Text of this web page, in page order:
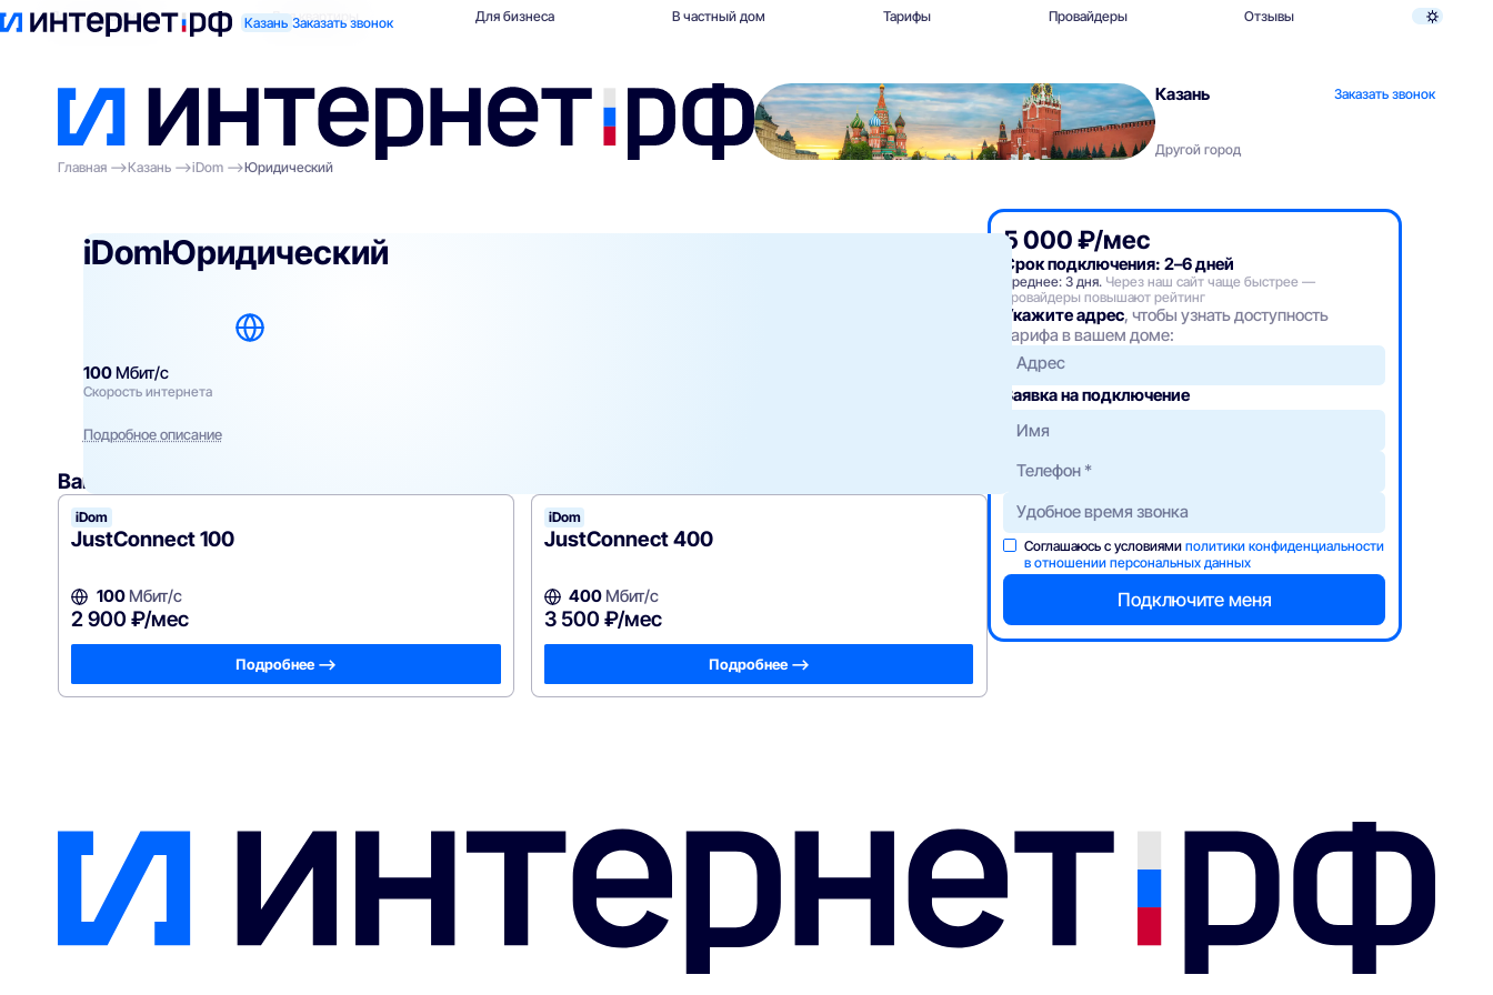
Казань Заказать звонок
Поиск по адресу Для квартиры Для бизнеса В частный дом Тарифы Провайдеры Отзывы
Казань Заказать звонок
Другой город
Главная
Казань iDom Юридический
iDomЮридический
100Мбит/с
Скорость интернета
Подробное описание
Вам могут подойти
iDom
JustConnect 100
100Мбит/с
2 900 ₽/мес
Подробнее —>
iDom
JustConnect 400
400 Мбит/с
3 500 ₽/мес
Подробнее —>
5 000 ₽/мес
Срок подключения: 2–6 дней
Среднее: 3 дня. Через наш сайт чаще быстрее —
провайдеры повышают рейтинг
Укажите адрес, чтобы узнать доступность
тарифа в вашем доме:
Адрес
Заявка на подключение
Соглашаюсь с условиямиполитики конфиденциальности
в отношении персональных данных